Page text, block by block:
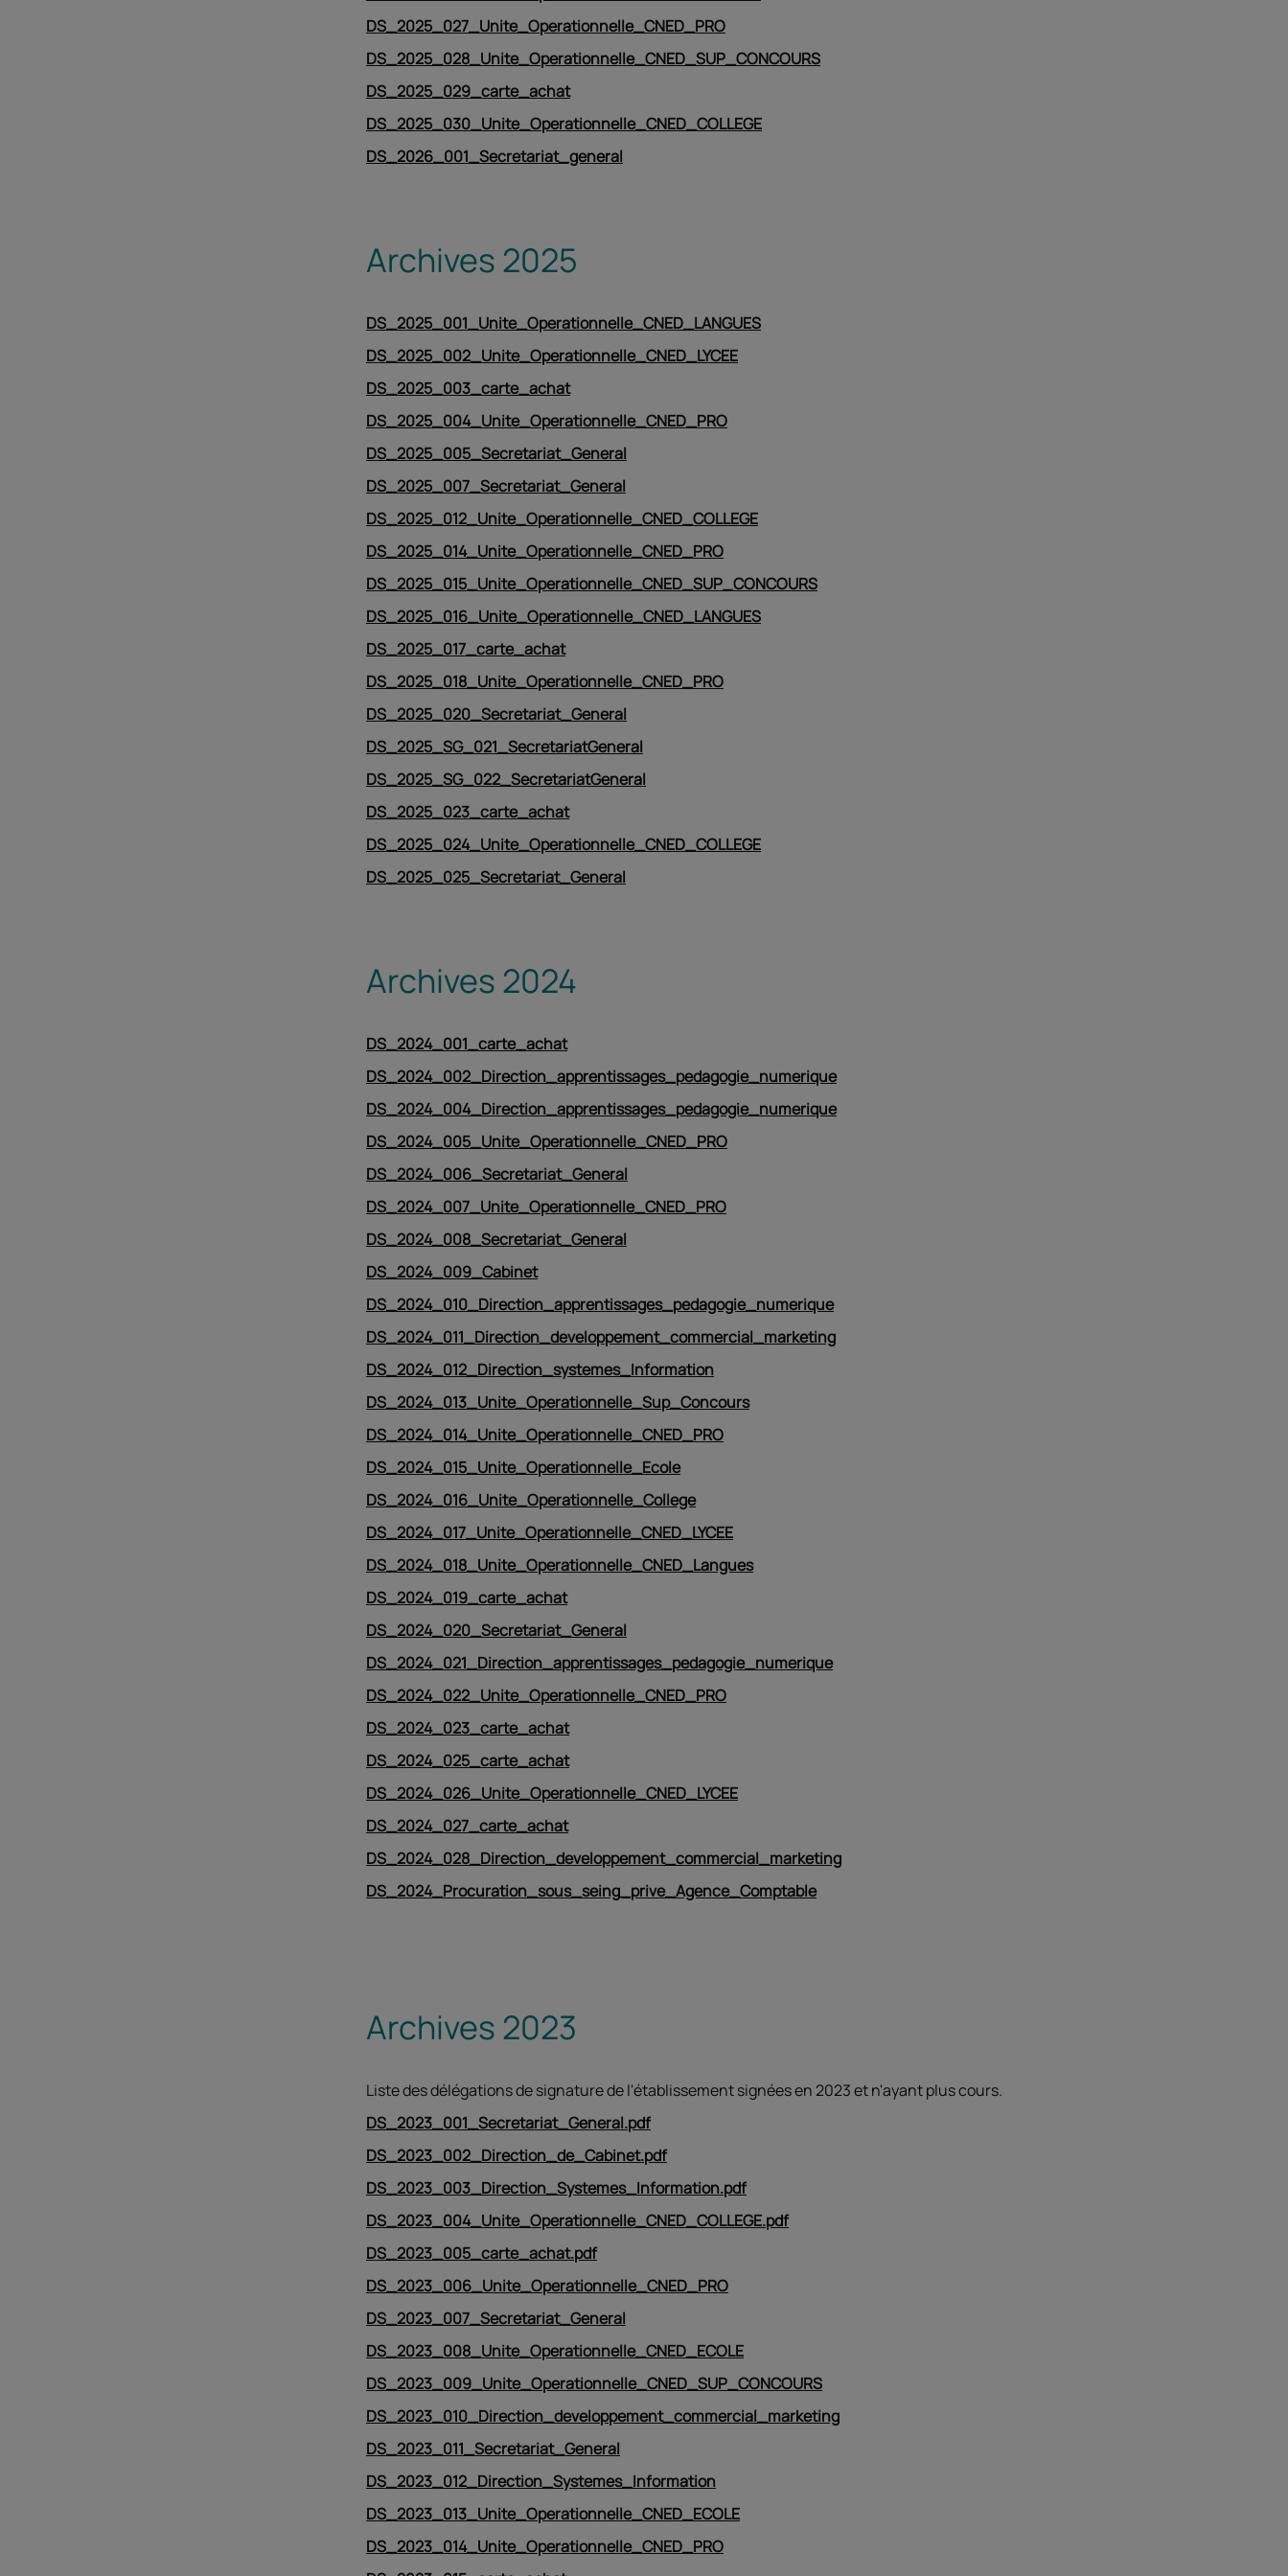
DS_2025_027_Unite_Operationnelle_CNED_PRO
DS_2025_028_Unite_Operationnelle_CNED_SUP_CONCOURS
DS_2025_029_carte_achat
DS_2025_030_Unite_Operationnelle_CNED_COLLEGE
DS_2026_001_Secretariat_general
Archives 2025
DS_2025_001_Unite_Operationnelle_CNED_LANGUES
DS_2025_002_Unite_Operationnelle_CNED_LYCEE
DS_2025_003_carte_achat
DS_2025_004_Unite_Operationnelle_CNED_PRO
DS_2025_005_Secretariat_General
DS_2025_007_Secretariat_General
DS_2025_012_Unite_Operationnelle_CNED_COLLEGE
DS_2025_014_Unite_Operationnelle_CNED_PRO
DS_2025_015_Unite_Operationnelle_CNED_SUP_CONCOURS
DS_2025_016_Unite_Operationnelle_CNED_LANGUES
DS_2025_017_carte_achat
DS_2025_018_Unite_Operationnelle_CNED_PRO
DS_2025_020_Secretariat_General
DS_2025_SG_021_SecretariatGeneral
DS_2025_SG_022_SecretariatGeneral
DS_2025_023_carte_achat
DS_2025_024_Unite_Operationnelle_CNED_COLLEGE
DS_2025_025_Secretariat_General
Archives 2024
DS_2024_001_carte_achat
DS_2024_002_Direction_apprentissages_pedagogie_numerique
DS_2024_004_Direction_apprentissages_pedagogie_numerique
DS_2024_005_Unite_Operationnelle_CNED_PRO
DS_2024_006_Secretariat_General
DS_2024_007_Unite_Operationnelle_CNED_PRO
DS_2024_008_Secretariat_General
DS_2024_009_Cabinet
DS_2024_010_Direction_apprentissages_pedagogie_numerique
DS_2024_011_Direction_developpement_commercial_marketing
DS_2024_012_Direction_systemes_Information
DS_2024_013_Unite_Operationnelle_Sup_Concours
DS_2024_014_Unite_Operationnelle_CNED_PRO
DS_2024_015_Unite_Operationnelle_Ecole
DS_2024_016_Unite_Operationnelle_College
DS_2024_017_Unite_Operationnelle_CNED_LYCEE
DS_2024_018_Unite_Operationnelle_CNED_Langues
DS_2024_019_carte_achat
DS_2024_020_Secretariat_General
DS_2024_021_Direction_apprentissages_pedagogie_numerique
DS_2024_022_Unite_Operationnelle_CNED_PRO
DS_2024_023_carte_achat
DS_2024_025_carte_achat
DS_2024_026_Unite_Operationnelle_CNED_LYCEE
DS_2024_027_carte_achat
DS_2024_028_Direction_developpement_commercial_marketing
DS_2024_Procuration_sous_seing_prive_Agence_Comptable
Archives 2023
Liste des délégations de signature de l'établissement signées en 2023 et n'ayant plus cours.
DS_2023_001_Secretariat_General.pdf
DS_2023_002_Direction_de_Cabinet.pdf
DS_2023_003_Direction_Systemes_Information.pdf
DS_2023_004_Unite_Operationnelle_CNED_COLLEGE.pdf
DS_2023_005_carte_achat.pdf
DS_2023_006_Unite_Operationnelle_CNED_PRO
DS_2023_007_Secretariat_General
DS_2023_008_Unite_Operationnelle_CNED_ECOLE
DS_2023_009_Unite_Operationnelle_CNED_SUP_CONCOURS
DS_2023_010_Direction_developpement_commercial_marketing
DS_2023_011_Secretariat_General
DS_2023_012_Direction_Systemes_Information
DS_2023_013_Unite_Operationnelle_CNED_ECOLE
DS_2023_014_Unite_Operationnelle_CNED_PRO